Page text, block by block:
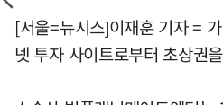
[서울=뉴시스]이재훈 기자 =
넷 투자 사이트로부터 초상권